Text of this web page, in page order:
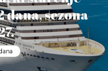
dana, sezona